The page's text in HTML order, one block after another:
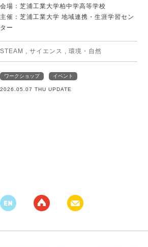
会場：芝浦工業大学柏中学高等学校
主催：芝浦工業大学 地域連携・生涯学習セン
ター
STEAM , サイエンス , 環境・自然
ワークショップ イベント
2026.05.07 THU UPDATE